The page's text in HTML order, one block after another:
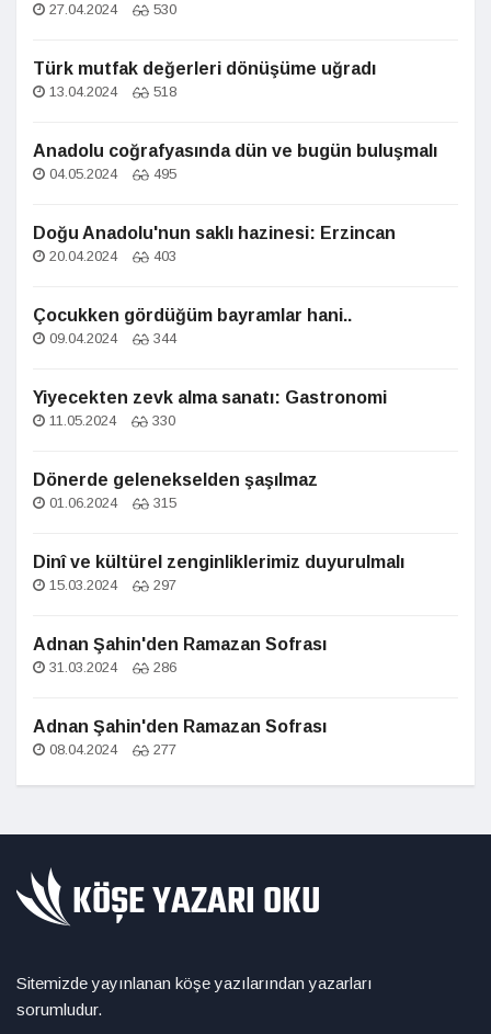
27.04.2024 530
Türk mutfak değerleri dönüşüme uğradı
13.04.2024 518
Anadolu coğrafyasında dün ve bugün buluşmalı
04.05.2024 495
Doğu Anadolu'nun saklı hazinesi: Erzincan
20.04.2024 403
Çocukken gördüğüm bayramlar hani..
09.04.2024 344
Yiyecekten zevk alma sanatı: Gastronomi
11.05.2024 330
Dönerde gelenekselden şaşılmaz
01.06.2024 315
Dinî ve kültürel zenginliklerimiz duyurulmalı
15.03.2024 297
Adnan Şahin'den Ramazan Sofrası
31.03.2024 286
Adnan Şahin'den Ramazan Sofrası
08.04.2024 277
Sitemizde yayınlanan köşe yazılarından yazarları
sorumludur.